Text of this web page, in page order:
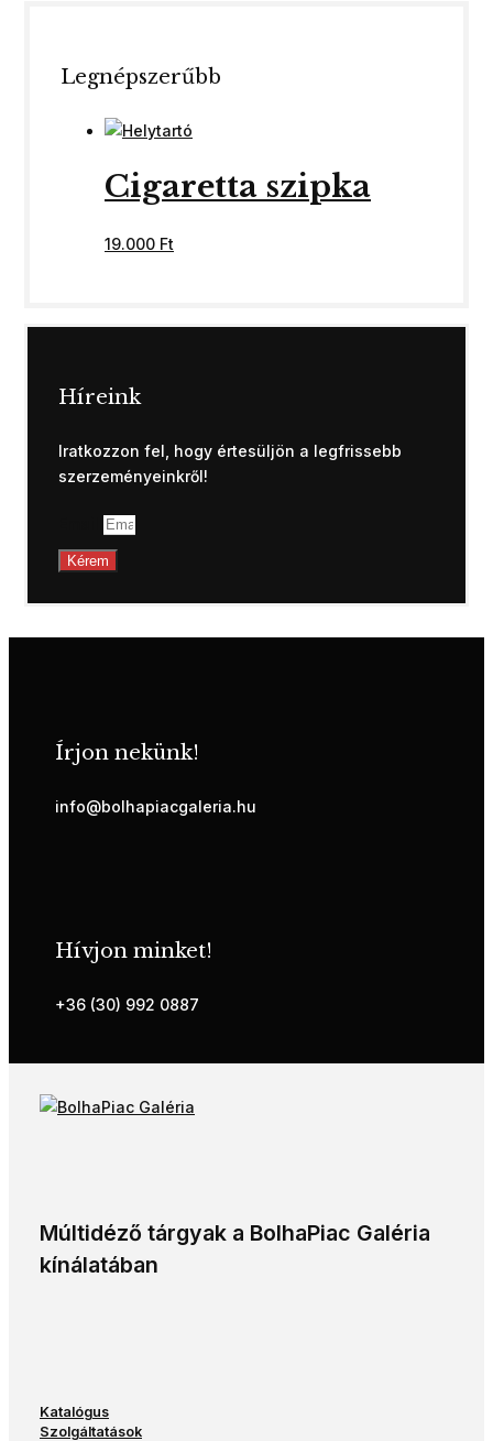
Legnépszerűbb
Cigaretta szipka
19.000 Ft
Híreink
Iratkozzon fel, hogy értesüljön a legfrissebb
szerzeményeinkről!
Kérem
Írjon nekünk!
info@bolhapiacgaleria.hu
Hívjon minket!
+36 (30) 992 0887
Múltidéző tárgyak a BolhaPiac Galéria
kínálatában
Katalógus
Szolgáltatások